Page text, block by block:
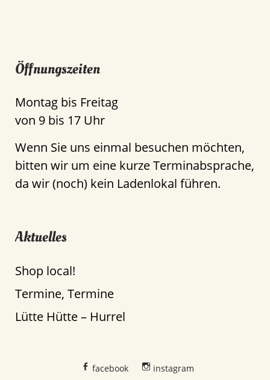
Öffnungszeiten
Montag bis Freitag
von 9 bis 17 Uhr
Wenn Sie uns einmal besuchen möchten,
bitten wir um eine kurze Terminabsprache,
da wir (noch) kein Ladenlokal führen.
Aktuelles
Shop local!
Termine, Termine
Lütte Hütte – Hurrel
facebook instagram